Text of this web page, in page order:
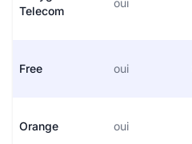
Telecom
oui
Free oui
Orange oui